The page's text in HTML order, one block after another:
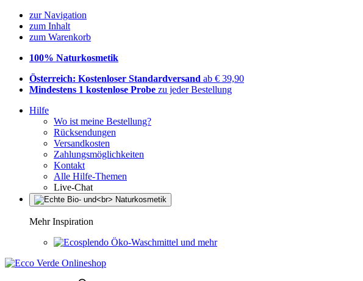
zur Navigation
zum Inhalt
zum Warenkorb
100% Naturkosmetik
Österreich: Kostenloser Standardversand ab € 39,90
Mindestens 1 kostenlose Probe zu jeder Bestellung
Hilfe
Wo ist meine Bestellung?
Rücksendungen
Versandkosten
Zahlungsmöglichkeiten
Kontakt
Alle Hilfe-Themen
Live-Chat
Mehr Inspiration
Öko-Waschmittel und mehr